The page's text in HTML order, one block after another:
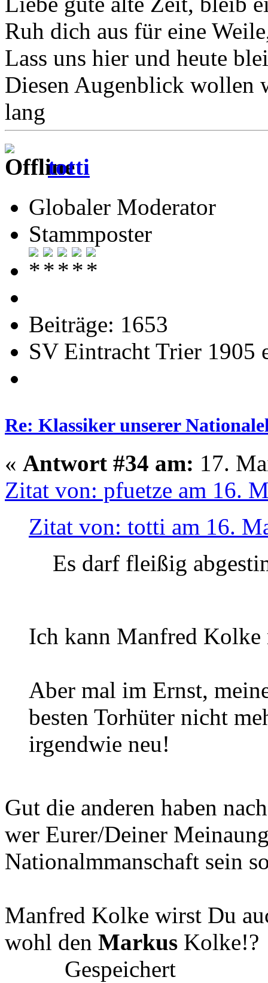
Ruh dich aus für eine
Lass uns hier und heute
Diesen Augenblick wollen
lang
totti
Globaler Moderator
Stammposter
Beiträge: 1653
SV Eintracht Trier 1905
Re: Klassiker unserer
« Antwort #34 am: 17.
Zitat von: pfuetze am 16.
Zitat von: totti am 16.
Es darf fleißig
Ich kann Manfred
Aber mal im Ernst,
besten Torhüter nicht
irgendwie neu!
Gut die anderen haben
wer Eurer/Deiner
Nationalmmanschaft sein
Manfred Kolke wirst Du
wohl den Markus Kolke!?
Gespeichert